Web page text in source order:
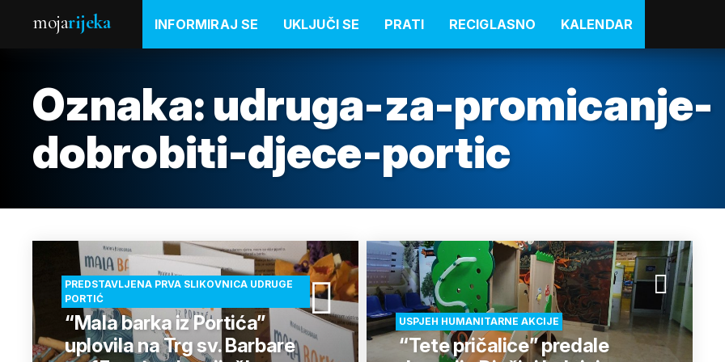
mojarijeka INFORMIRAJ SE UKLJUČI SE PRATI RECIGLASNO KALENDAR
Oznaka: udruga-za-promicanje-
dobrobiti-djece-portic
PREDSTAVLJENA PRVA SLIKOVNICA UDRUGE
PORTIĆ
“Mala barka iz Portića”
uplovila na Trg sv. Barbare
USPJEH HUMANITARNE AKCIJE
“Tete pričalice” predale